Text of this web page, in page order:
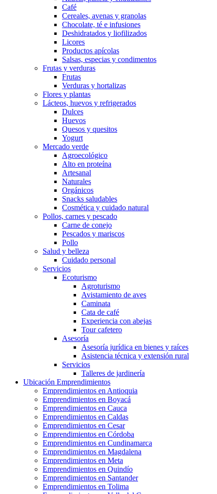
Café
Cereales, avenas y granolas
Chocolate, té e infusiones
Deshidratados y liofilizados
Licores
Productos apícolas
Salsas, especias y condimentos
Frutas y verduras
Frutas
Verduras y hortalizas
Flores y plantas
Lácteos, huevos y refrigerados
Dulces
Huevos
Quesos y quesitos
Yogurt
Mercado verde
Agroecológico
Alto en proteína
Artesanal
Naturales
Orgánicos
Snacks saludables
Cosmética y cuidado natural
Pollos, carnes y pescado
Carne de conejo
Pescados y mariscos
Pollo
Salud y belleza
Cuidado personal
Servicios
Ecoturismo
Agroturismo
Avistamiento de aves
Caminata
Cata de café
Experiencia con abejas
Tour cafetero
Asesoría
Asesoría jurídica en bienes y raíces
Asistencia técnica y extensión rural
Servicios
Talleres de jardinería
Ubicación Emprendimientos
Emprendimientos en Antioquia
Emprendimientos en Boyacá
Emprendimientos en Cauca
Emprendimientos en Caldas
Emprendimientos en Cesar
Emprendimientos en Córdoba
Emprendimientos en Cundinamarca
Emprendimientos en Magdalena
Emprendimientos en Meta
Emprendimientos en Quindío
Emprendimientos en Santander
Emprendimientos en Tolima